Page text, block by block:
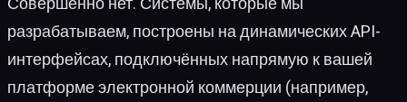
разрабатываем, построены на динамических API-
интерфейсах, подключённых напрямую к вашей
платформе электронной коммерции (например,